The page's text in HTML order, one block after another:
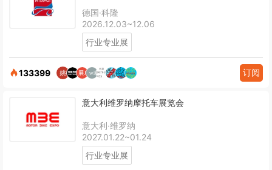
德国·科隆
2026.12.03~12.06
行业专业展
133399 订阅
意大利维罗纳摩托车展览会
意大利·维罗纳
2027.01.22~01.24
行业专业展